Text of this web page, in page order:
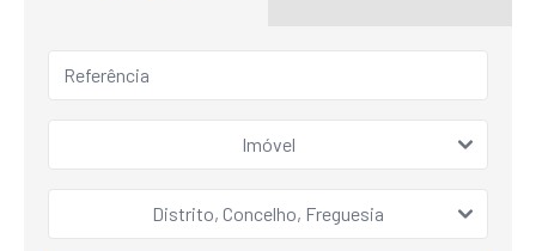
Imóvel
Distrito, Concelho, Freguesia